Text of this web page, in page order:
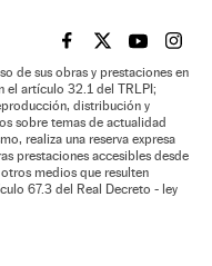
EL PAÍS BRASIL EN
EL PAÍSEL PAÍS
EL
de sus obras y prestaciones en
el artículo 32.1 del TRLPI;
distribución y
sobre temas de actualidad
realiza una reserva expresa
prestaciones accesibles desde
medios que resulten
67.3 del Real Decreto - ley